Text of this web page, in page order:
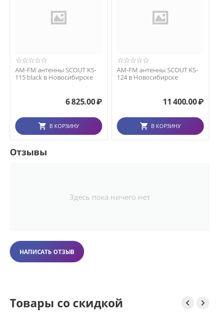
AM-FM антенны SCOUT KS-
115 black в Новосибирске
6 825.00₽
В КОРЗИНУ
AM-FM антенны SCOUT KS-
124 в Новосибирске
11 400.00₽
В КОРЗИНУ
Отзывы
Здесь пока ничего нет
НАПИСАТЬ ОТЗЫВ
Товары со скидкой  